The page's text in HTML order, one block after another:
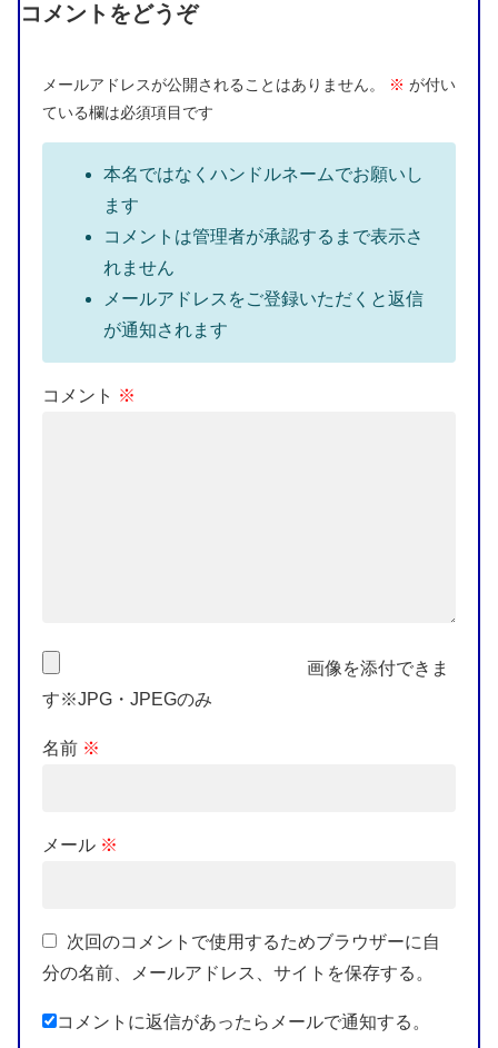
コメントをどうぞ
メールアドレスが公開されることはありません。 ※ が付い
ている欄は必須項目です
本名ではなくハンドルネームでお願いし
ます
コメントは管理者が承認するまで表示さ
れません
メールアドレスをご登録いただくと返信
が通知されます
コメント ※
画像を添付できま
す※JPG・JPEGのみ
名前 ※
メール ※
次回のコメントで使用するためブラウザーに自
分の名前、メールアドレス、サイトを保存する。
コメントに返信があったらメールで通知する。